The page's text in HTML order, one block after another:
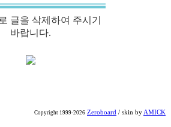
글을 삭제하여 주시기
바랍니다.
Copyright 1999-2026 Zeroboard / skin by AMICK